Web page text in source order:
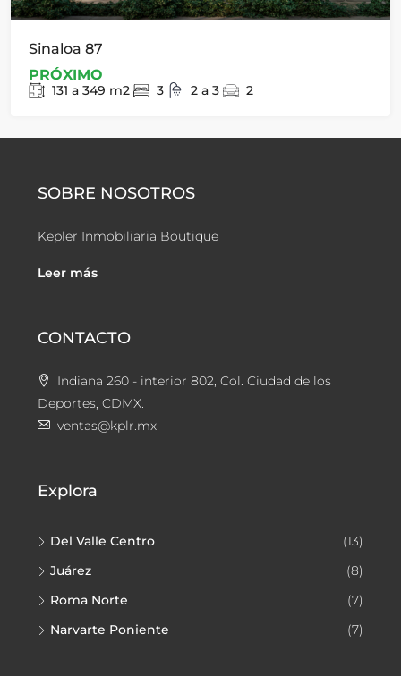
Sinaloa 87
PRÓXIMO
131 a 349 m2 3 2 a 3 2
SOBRE NOSOTROS
Kepler Inmobiliaria Boutique
Leer más
CONTACTO
Indiana 260 - interior 802, Col. Ciudad de los
Deportes, CDMX.
ventas@kplr.mx
Explora
Del Valle Centro
(13)
Juárez
(8)
Roma Norte
(7)
Narvarte Poniente
(7)